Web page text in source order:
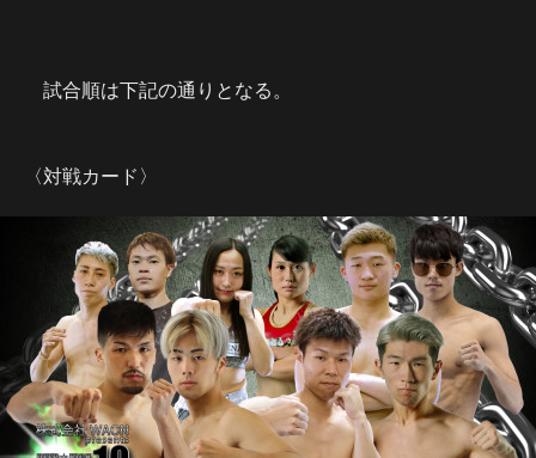
試合順は下記の通りとなる。
〈対戦カード〉